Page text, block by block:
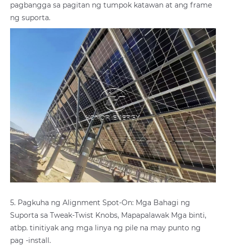
pagbangga sa pagitan ng tumpok katawan at ang frame
ng suporta.
5. Pagkuha ng Alignment Spot-On: Mga Bahagi ng
Suporta sa Tweak-Twist Knobs, Mapapalawak Mga binti,
atbp. tinitiyak ang mga linya ng pile na may punto ng
pag -install.